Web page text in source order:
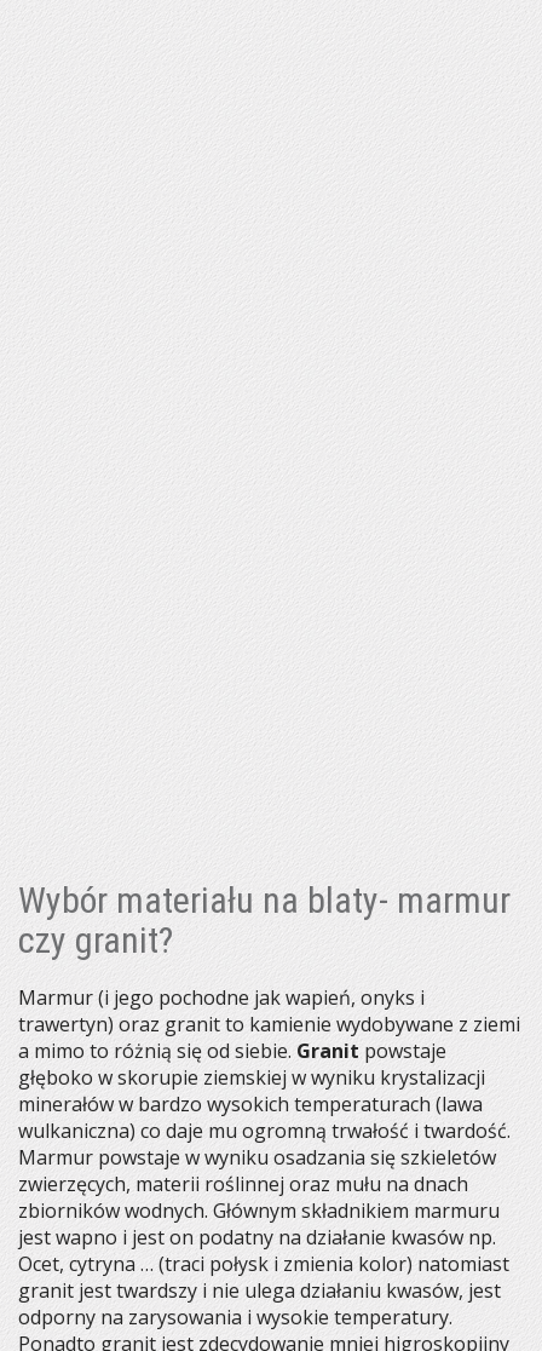
Wybór materiału na blaty- marmur
czy granit?
Marmur (i jego pochodne jak wapień, onyks i
trawertyn) oraz granit to kamienie wydobywane z ziemi
a mimo to różnią się od siebie. Granit powstaje
głęboko w skorupie ziemskiej w wyniku krystalizacji
minerałów w bardzo wysokich temperaturach (lawa
wulkaniczna) co daje mu ogromną trwałość i twardość.
Marmur powstaje w wyniku osadzania się szkieletów
zwierzęcych, materii roślinnej oraz mułu na dnach
zbiorników wodnych. Głównym składnikiem marmuru
jest wapno i jest on podatny na działanie kwasów np.
Ocet, cytryna … (traci połysk i zmienia kolor) natomiast
granit jest twardszy i nie ulega działaniu kwasów, jest
odporny na zarysowania i wysokie temperatury.
Ponadto granit jest zdecydowanie mniej higroskopijny